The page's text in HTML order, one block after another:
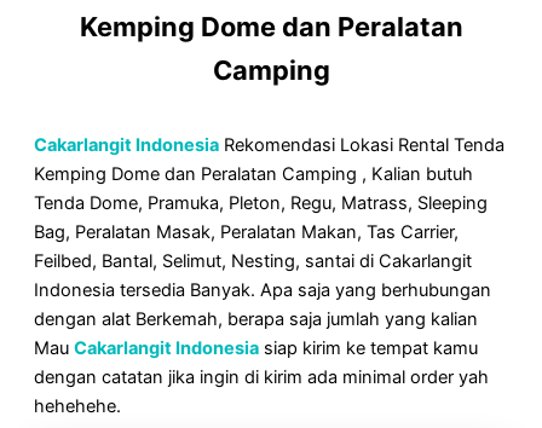
Kemping Dome dan Peralatan
Camping
Cakarlangit Indonesia Rekomendasi Lokasi Rental Tenda
Kemping Dome dan Peralatan Camping , Kalian butuh
Tenda Dome, Pramuka, Pleton, Regu, Matrass, Sleeping
Bag, Peralatan Masak, Peralatan Makan, Tas Carrier,
Feilbed, Bantal, Selimut, Nesting, santai di Cakarlangit
Indonesia tersedia Banyak. Apa saja yang berhubungan
dengan alat Berkemah, berapa saja jumlah yang kalian
Mau Cakarlangit Indonesia siap kirim ke tempat kamu
dengan catatan jika ingin di kirim ada minimal order yah
hehehehe.